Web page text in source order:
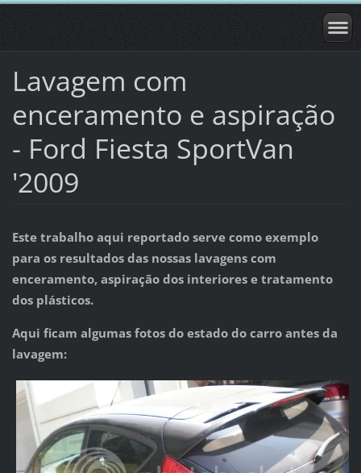
Lavagem com
enceramento e aspiração
- Ford Fiesta SportVan
'2009
Este trabalho aqui reportado serve como exemplo
para os resultados das nossas lavagens com
enceramento, aspiração dos interiores e tratamento
dos plásticos.
Aqui ficam algumas fotos do estado do carro antes da
lavagem: